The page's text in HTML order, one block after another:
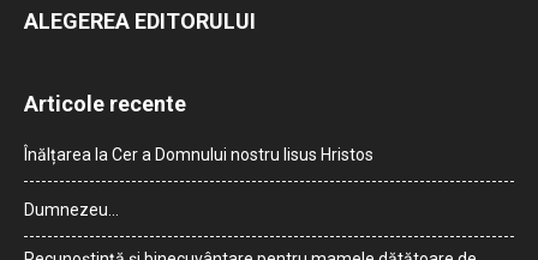
ALEGEREA EDITORULUI
Articole recente
Înălțarea la Cer a Domnului nostru Iisus Hristos
Dumnezeu…